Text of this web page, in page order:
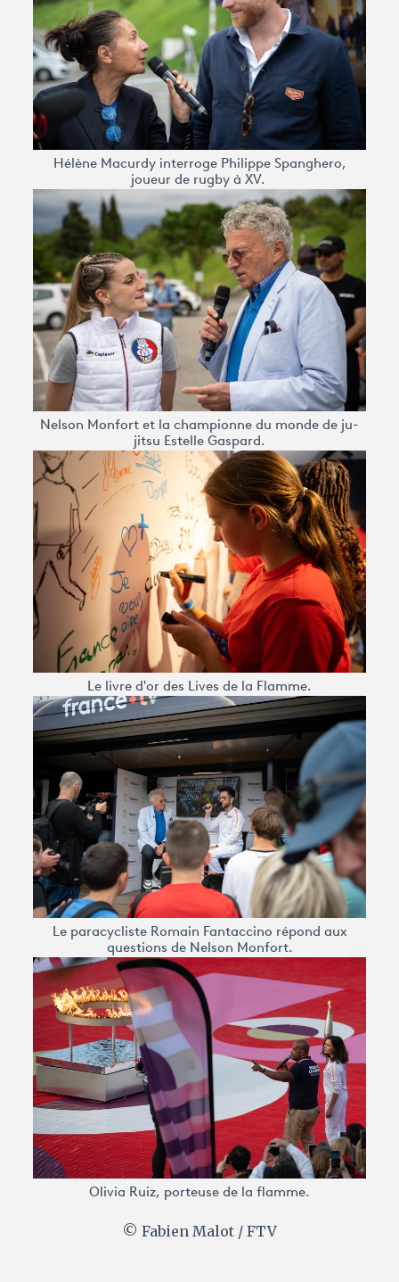
Hélène Macurdy interroge Philippe Spanghero,
joueur de rugby à XV.
Nelson Monfort et la championne du monde de ju-
jitsu Estelle Gaspard.
Le livre d'or des Lives de la Flamme.
Le paracycliste Romain Fantaccino répond aux
questions de Nelson Monfort.
Olivia Ruiz, porteuse de la flamme.
© Fabien Malot / FTV